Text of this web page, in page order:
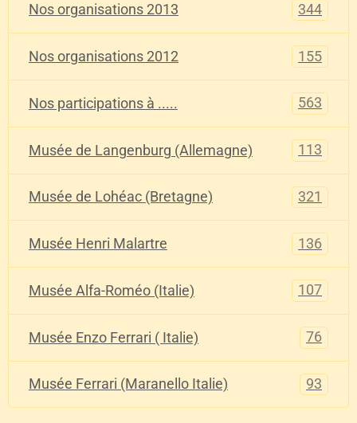
Nos organisations 2013 344
Nos organisations 2012 155
Nos participations à ..... 563
Musée de Langenburg (Allemagne) 113
Musée de Lohéac (Bretagne) 321
Musée Henri Malartre 136
Musée Alfa-Roméo (Italie) 107
Musée Enzo Ferrari ( Italie) 76
Musée Ferrari (Maranello Italie) 93